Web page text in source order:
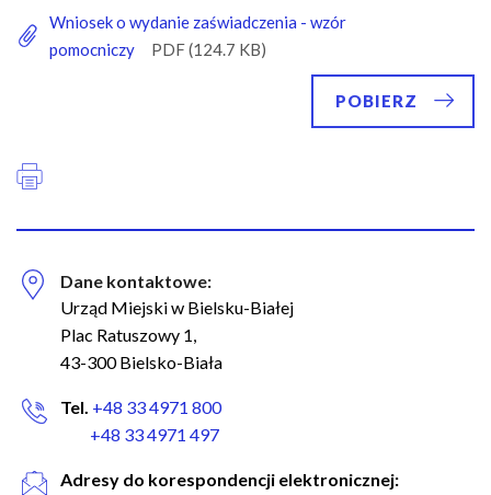
Wniosek o wydanie zaświadczenia - wzór
pomocniczy
POBIERZ
Dane kontaktowe:
Urząd Miejski w Bielsku-Białej
Plac Ratuszowy 1,
43-300 Bielsko-Biała
Tel. +48 33 4971 800
+48 33 4971 497
Adresy do korespondencji elektronicznej: